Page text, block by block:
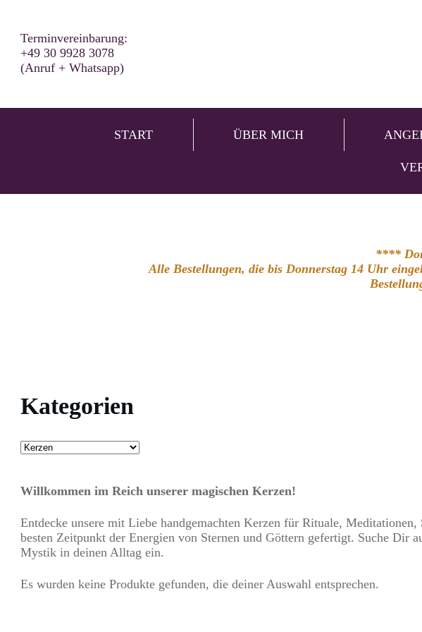
Terminvereinbarung:
+49 30 9928 3078
(Anruf + Whatsapp)
START ÜBER MICH
****
Alle Bestellungen, die bis Donnerstag 14 Uhr
Kategorien
Willkommen im Reich unserer magischen Kerzen!
Entdecke unsere mit Liebe handgemachten Kerzen für Rituale,
besten Zeitpunkt der Energien von Sternen und Göttern gefertigt. Suche Dir
Mystik in deinen Alltag ein.
Es wurden keine Produkte gefunden, die deiner Auswahl entsprechen.